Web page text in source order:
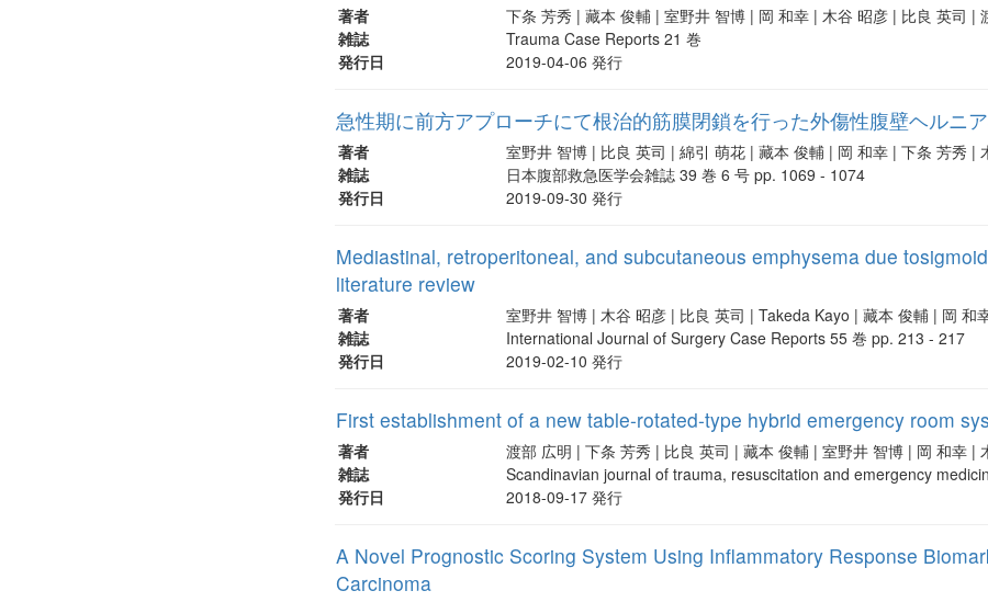
著者
下条 芳秀 | 藏本 俊輔 | 室野井 智博 | 岡 和幸 | 木谷 昭彦 | 比良 英司 |
雑誌
Trauma Case Reports 21 巻
発行日
2019-04-06 発行
急性期に前方アプローチにて根治的筋膜閉鎖を行った外傷性腹壁ヘルニ
著者
室野井 智博 | 比良 英司 | 綿引 萌花 | 藏本 俊輔 | 岡 和幸 | 下条 芳秀 |
雑誌
日本腹部救急医学会雑誌 39 巻 6 号 pp. 1069 - 1074
発行日
2019-09-30 発行
Mediastinal, retroperitoneal, and subcutaneous emphysema due
literature review
著者
室野井 智博 | 木谷 昭彦 | 比良 英司 | Takeda Kayo | 藏本 俊輔 | 岡 和
雑誌
International Journal of Surgery Case Reports 55 巻 pp. 213 - 217
発行日
2019-02-10 発行
First establishment of a new table-rotated-type hybrid emergency room
著者
渡部 広明 | 下条 芳秀 | 比良 英司 | 藏本 俊輔 | 室野井 智博 | 岡 和幸 |
雑誌
Scandinavian journal of trauma, resuscitation and emergency
発行日
2018-09-17 発行
A Novel Prognostic Scoring System Using Inflammatory Response
Carcinoma